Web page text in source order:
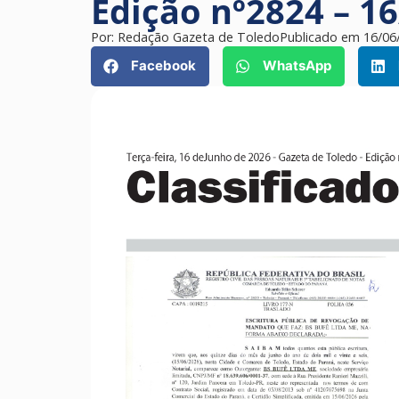
Edição nº2824 –
Por: Redação Gazeta de ToledoPublicado em 16/
Facebook
WhatsApp